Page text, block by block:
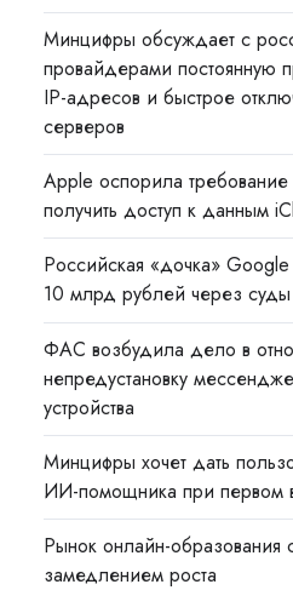
Минцифры обсуждает с
провайдерами постоянную
IP-адресов и быстрое
серверов
Apple оспорила
получить доступ к данным
Российская «дочка»
10 млрд рублей через суды
ФАС возбудила дело в
непредустановку
устройства
Минцифры хочет дать
ИИ-помощника при первом
Рынок онлайн-образования
замедлением роста